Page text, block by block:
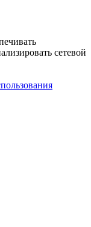
сетевой